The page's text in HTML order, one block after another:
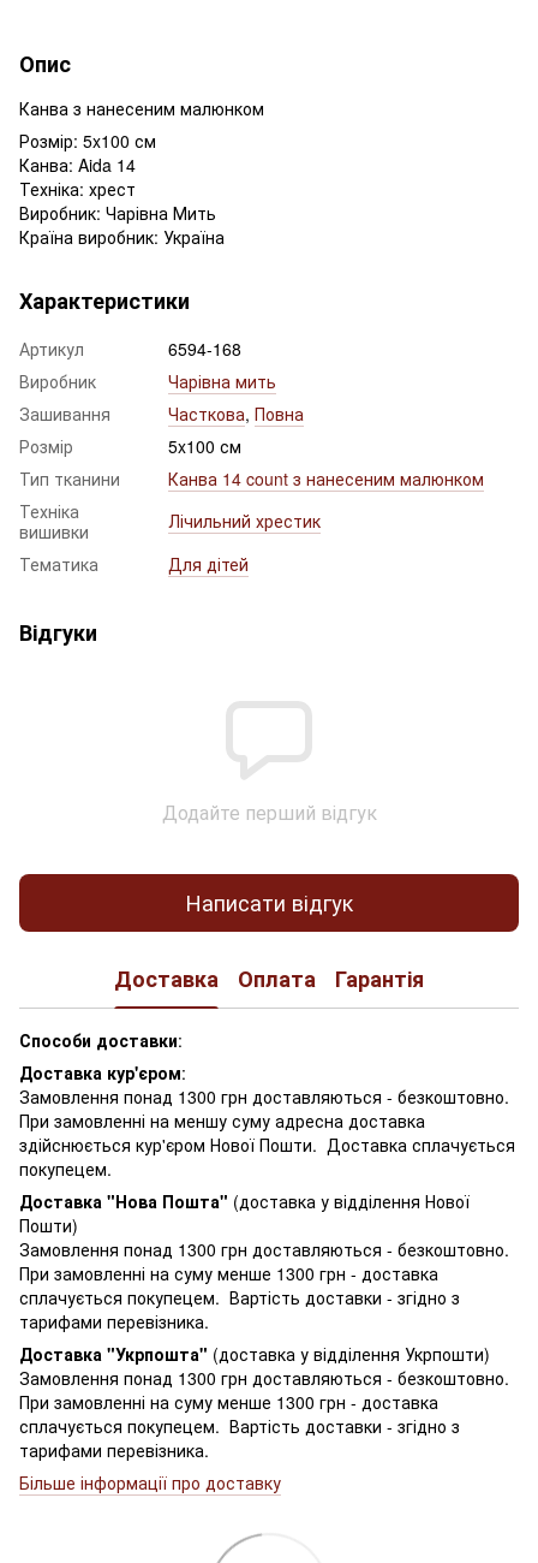
Опис
Канва з нанесеним малюнком
Розмір: 5x100 см
Канва: Aida 14
Техніка: хрест
Виробник: Чарівна Мить
Країна виробник: Україна
Характеристики
Артикул
6594-168
Виробник
Чарівна мить
Зашивання
Часткова, Повна
Розмір
5x100 см
Тип тканини
Канва 14 count з нанесеним малюнком
Техніка
вишивки
Лічильний хрестик
Тематика
Для дітей
Відгуки
Додайте перший відгук
Написати відгук
Доставка Оплата Гарантія
Способи доставки:
Доставка кур'єром:
Замовлення понад 1300 грн доставляються - безкоштовно.
При замовленні на меншу суму адресна доставка
здійснюється кур'єром Нової Пошти. Доставка сплачується
покупецем.
Доставка "Нова Пошта" (доставка у відділення Нової
Пошти)
Замовлення понад 1300 грн доставляються - безкоштовно.
При замовленні на суму менше 1300 грн - доставка
сплачується покупецем. Вартість доставки - згідно з
тарифами перевізника.
Доставка "Укрпошта" (доставка у відділення Укрпошти)
Замовлення понад 1300 грн доставляються - безкоштовно.
При замовленні на суму менше 1300 грн - доставка
сплачується покупецем. Вартість доставки - згідно з
тарифами перевізника.
Більше інформації про доставку